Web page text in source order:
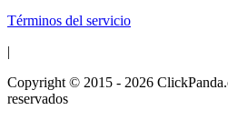
Términos del servicio
|
Copyright © 2015 - 2026
reservados